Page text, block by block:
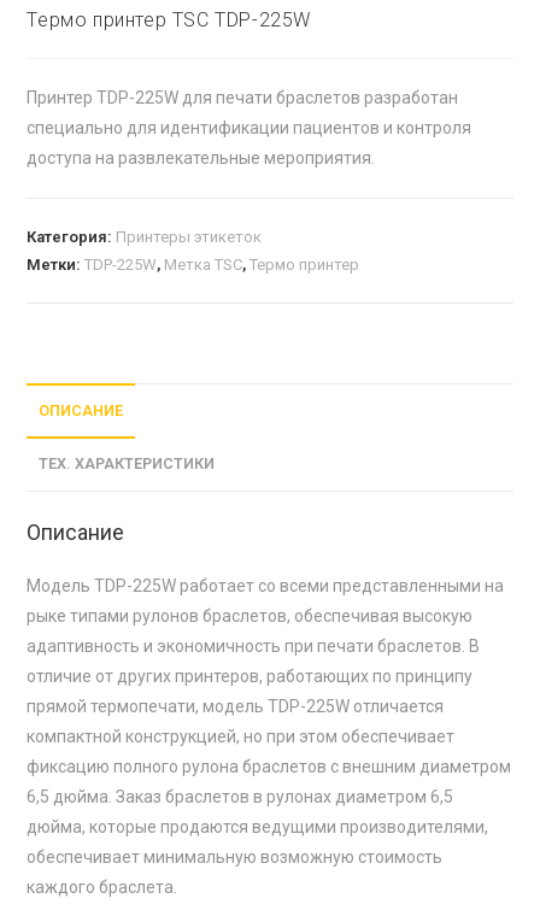
Термо принтер TSC TDP-225W
Принтер TDP-225W для печати браслетов разработан
специально для идентификации пациентов и контроля
доступа на развлекательные мероприятия.
Категория: Принтеры этикеток
Метки:TDP-225W, Метка TSC,Термо принтер
ОПИСАНИЕ
ТЕХ. ХАРАКТЕРИСТИКИ
Описание
Модель TDP-225W работает со всеми представленными на
рыке типами рулонов браслетов, обеспечивая высокую
адаптивность и экономичность при печати браслетов. В
отличие от других принтеров, работающих по принципу
прямой термопечати, модель TDP-225W отличается
компактной конструкцией, но при этом обеспечивает
фиксацию полного рулона браслетов с внешним диаметром
6,5 дюйма. Заказ браслетов в рулонах диаметром 6,5
дюйма, которые продаются ведущими производителями,
обеспечивает минимальную возможную стоимость
каждого браслета.